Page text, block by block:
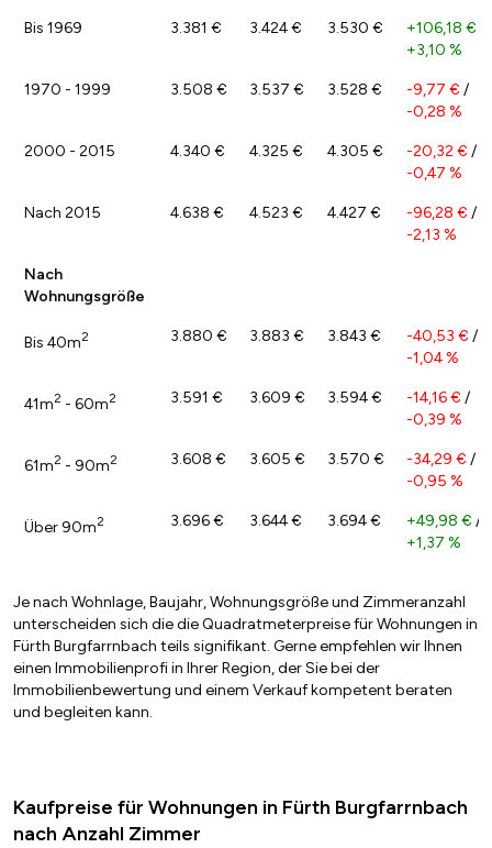
Bis 1969 3.381 € 3.424 € 3.530 € +106,18 €
+3,10 %
1970 - 1999 3.508 € 3.537 € 3.528 € -9,77 € /
-0,28 %
2000 - 2015 4.340 € 4.325 € 4.305 € -20,32 € /
-0,47 %
Nach 2015 4.638 € 4.523 € 4.427 € -96,28 € /
-2,13 %
Nach
Wohnungsgröße
Bis 40m2 3.880 € 3.883 € 3.843 € -40,53 € /
-1,04 %
41m2 - 60m2 3.591 € 3.609 € 3.594 € -14,16 € /
-0,39 %
61m2 - 90m2 3.608 € 3.605 € 3.570 € -34,29 € /
-0,95 %
Über 90m2 3.696 € 3.644 € 3.694 € +49,98 € /
+1,37 %
Je nach Wohnlage, Baujahr, Wohnungsgröße und Zimmeranzahl
unterscheiden sich die die Quadratmeterpreise für Wohnungen in
Fürth Burgfarrnbach teils signifikant. Gerne empfehlen wir Ihnen
einen Immobilienprofi in Ihrer Region, der Sie bei der
Immobilienbewertung und einem Verkauf kompetent beraten
und begleiten kann.
Kaufpreise für Wohnungen in Fürth Burgfarrnbach
nach Anzahl Zimmer